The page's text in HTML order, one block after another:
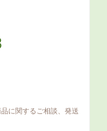
に関するご相談、発送